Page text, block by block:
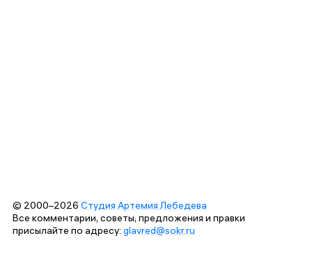
© 2000–2026 Студия Артемия Лебедева
Все комментарии, советы, предложения и правки
присылайте по адресу: glavred@sokr.ru